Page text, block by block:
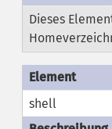
Dieses
shell